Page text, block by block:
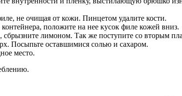
не очищая от кожи. Пинцетом удалите кости.
положите на нее кусок филе кожей вниз.
лимоном. Так же поступите со вторым
Посыпьте оставшимися солью и сахаром.
место.